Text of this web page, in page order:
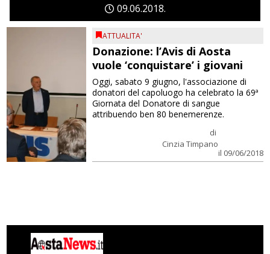
0906 2018
ATTUALITA'
Donazione: l’Avis di Aosta
vuole ‘conquistare’ i giovani
di
Cinzia Timpano
il 09/06/2018
Oggi, sabato 9 giugno, l'associazione di
donatori del capoluogo ha celebrato la 69ª
Giornata del Donatore di sangue
attribuendo ben 80 benemerenze.